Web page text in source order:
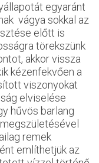
egyaránt
vágya sokkal az
előtt is
törekszünk
akkor vissza
kézenfekvően a
viszonyokat
elviselése
hűvös barlang
remek
említhetjük az